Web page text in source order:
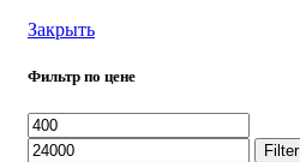
Закрыть
Фильтр по цене
Filter